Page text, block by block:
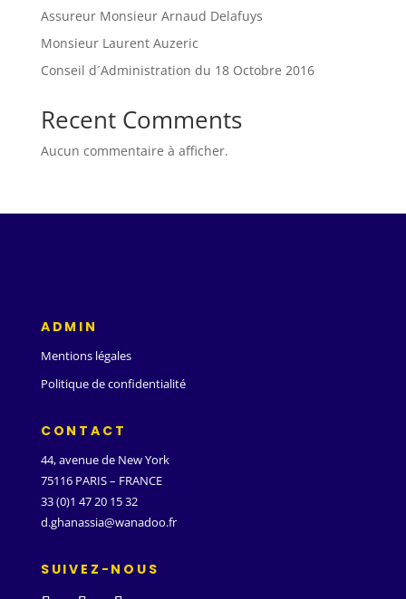
Assureur Monsieur Arnaud Delafuys
Monsieur Laurent Auzeric
Conseil d´Administration du 18 Octobre 2016
Recent Comments
Aucun commentaire à afficher.
ADMIN
Mentions légales
Politique de confidentialité
CONTACT
44, avenue de New York
75116 PARIS – FRANCE
33 (0)1 47 20 15 32
d.ghanassia@wanadoo.fr
SUIVEZ-NOUS